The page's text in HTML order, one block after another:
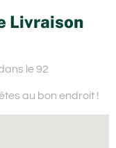
Livraison
dans le 92
au bon endroit !